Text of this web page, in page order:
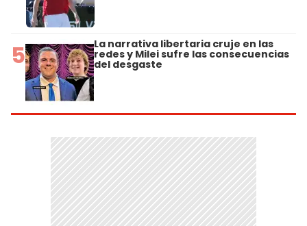
5 La narrativa libertaria cruje en las
redes y Milei sufre las consecuencias
del desgaste